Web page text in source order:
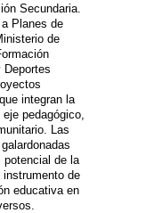
Secundaria.
a Planes de
de
Deportes
integran la
pedagógico,
Las
potencial de la
instrumento de
educativa en